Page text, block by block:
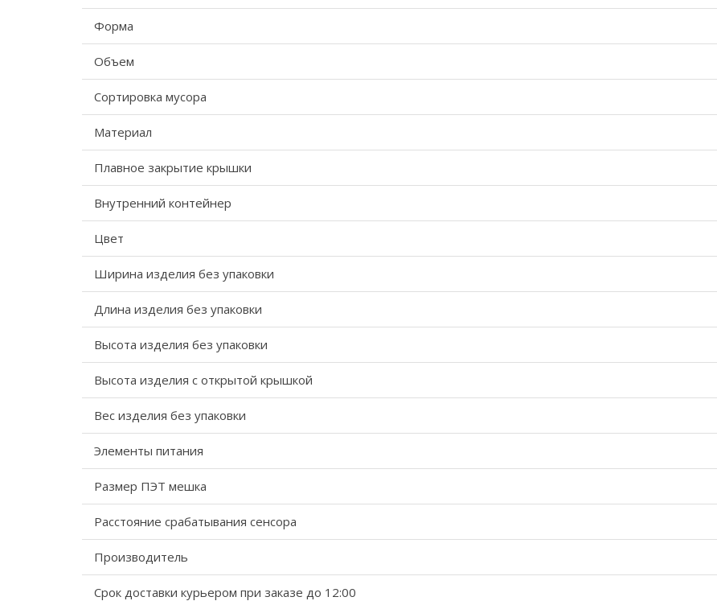
Форма
Объем
Сортировка мусора
Материал
Плавное закрытие крышки
Внутренний контейнер
Цвет
Ширина изделия без упаковки
Длина изделия без упаковки
Высота изделия без упаковки
Высота изделия с открытой крышкой
Вес изделия без упаковки
Элементы питания
Размер ПЭТ мешка
Расстояние срабатывания сенсора
Производитель
Срок доставки курьером при заказе до 12:00